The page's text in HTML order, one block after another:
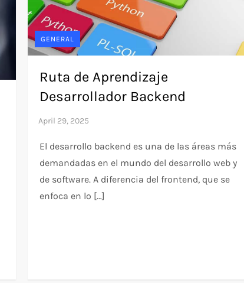
GENERAL
Ruta de Aprendizaje
Desarrollador Backend
El desarrollo backend es una de las áreas más
demandadas en el mundo del desarrollo web y
de software. A diferencia del frontend, que se
enfoca en lo […]